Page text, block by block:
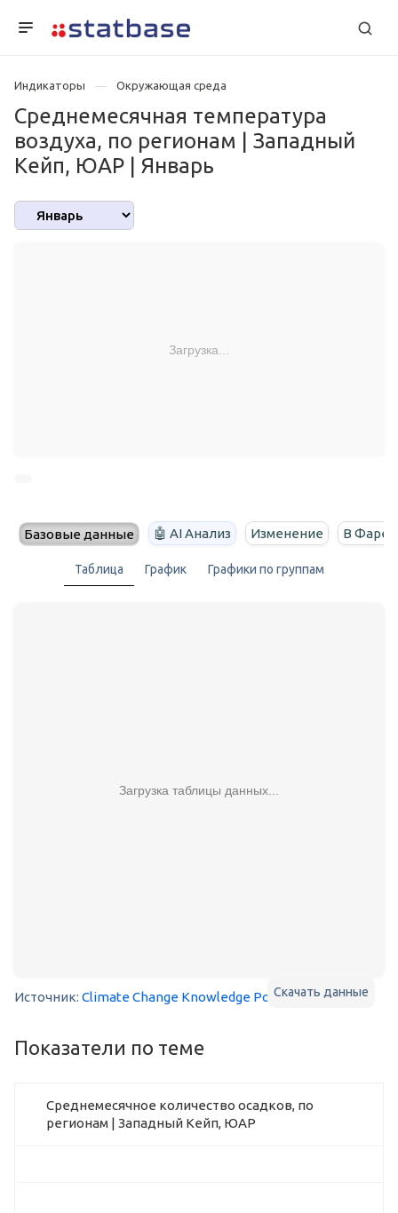
Индикаторы Окружающая среда
Среднемесячная температура
воздуха, по регионам | Западный
Кейп, ЮАР | Январь
Загрузка...
Базовые данные 🤖 AI Анализ Изменение В
Таблица График Графики по группам
Загрузка таблицы данных...
Скачать данные
Источник: Climate Change Knowledge Portal
Показатели по теме
Среднемесячное количество осадков, по
регионам | Западный Кейп, ЮАР